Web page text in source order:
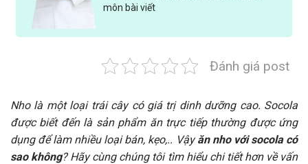
môn bài viết
Đánh giá post
Nho là một loại trái cây có giá trị dinh dưỡng cao. Socola
được biết đến là sản phẩm ăn trực tiếp thường được ứng
dụng để làm nhiều loại bán, kẹo,.. Vậyăn nho với socola có
sao không? Hãy cùng chúng tôi tìm hiểu chi tiết hơn về vấn